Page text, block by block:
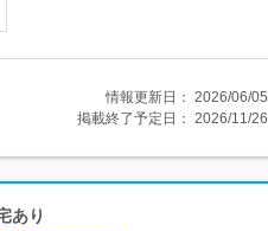
情報更新日： 2026/06/05
掲載終了予定日： 2026/11/26
あり